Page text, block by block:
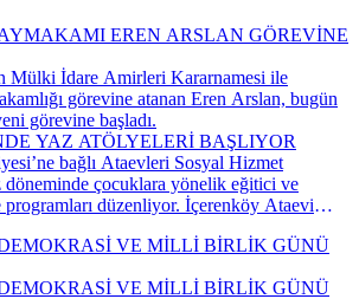
EREN ARSLAN GÖREVİNE
Mülki İdare Amirleri Kararnamesi ile
görevine atanan Eren Arslan, bugün
görevine başladı.
YAZ ATÖLYELERİ BAŞLIYOR
bağlı Ataevleri Sosyal Hizmet
çocuklara yönelik eğitici ve
programları düzenliyor. İçerenköy Ataevi
hem yeni beceriler kazanacak hem de
geçirecek.
VE MİLLİ BİRLİK GÜNÜ
VE MİLLİ BİRLİK GÜNÜ